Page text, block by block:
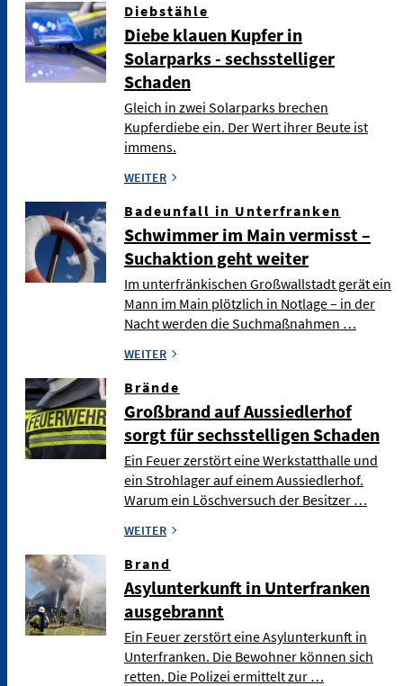
Diebstähle
Diebe klauen Kupfer in
Solarparks - sechsstelliger
Schaden
Gleich in zwei Solarparks brechen
Kupferdiebe ein. Der Wert ihrer Beute ist
immens.
WEITER
Badeunfall in Unterfranken
Schwimmer im Main vermisst –
Suchaktion geht weiter
Im unterfränkischen Großwallstadt gerät ein
Mann im Main plötzlich in Notlage – in der
Nacht werden die Suchmaßnahmen …
WEITER
Brände
Großbrand auf Aussiedlerhof
sorgt für sechsstelligen Schaden
Ein Feuer zerstört eine Werkstatthalle und
ein Strohlager auf einem Aussiedlerhof.
Warum ein Löschversuch der Besitzer …
WEITER
Brand
Asylunterkunft in Unterfranken
ausgebrannt
Ein Feuer zerstört eine Asylunterkunft in
Unterfranken. Die Bewohner können sich
retten. Die Polizei ermittelt zur …